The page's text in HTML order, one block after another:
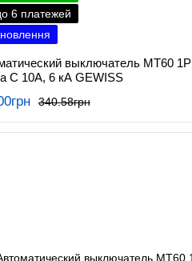
6 платежей
выключатель МТ60 1P
C 10А, 6 кА GEWISS
340.58грн